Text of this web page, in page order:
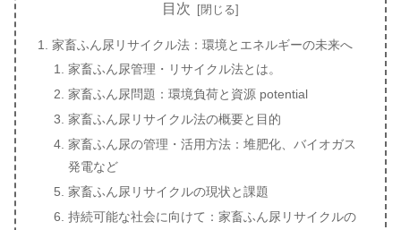
目次
家畜ふん尿リサイクル法：環境とエネルギーの未来へ
家畜ふん尿管理・リサイクル法とは。
家畜ふん尿問題：環境負荷と資源 potential
家畜ふん尿リサイクル法の概要と目的
家畜ふん尿の管理・活用方法：堆肥化、バイオガス
発電など
家畜ふん尿リサイクルの現状と課題
持続可能な社会に向けて：家畜ふん尿リサイクルの